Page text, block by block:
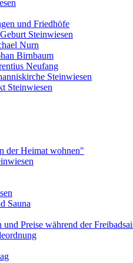
und Friedhöfe
Steinwiesen
Nurn
Birnbaum
Neufang
Steinwiesen
Steinwiesen
der Heimat wohnen"
Sauna
Preise während der